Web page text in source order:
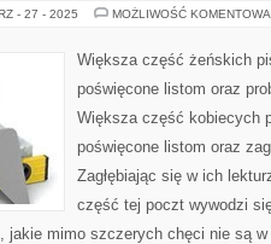
- 27 - 2025 MOŻLIWOŚĆ
Większa część żeńskich
poświęcone listom oraz
Większa część kobiecych
poświęcone listom oraz
Zagłębiając się w ich
część tej poczt wywodzi
jakie mimo szczerych chęci nie są